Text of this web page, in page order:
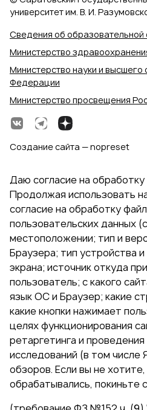
Сведения об образовательной
Министерство
Министерство науки и высшего
Федерации
Министерство просвещения
университет им. В. И.
Создание сайта — nopreset
Даю согласие на
Продолжая использовать
согласие на обработку
пользовательских данных
местоположении; тип и
Браузера; тип устройства
экрана; источник откуда
пользователь; с какого
язык ОС и Браузер; какие
какие кнопки нажимает
целях функционирования
ретаргетинга и
исследований (в том числе
обзоров. Если вы не
обрабатывались, покиньте